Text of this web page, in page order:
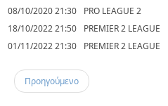
08/10/2020 21:30
PRO LEAGUE 2
18/10/2022 21:50
PREMIER 2 LEAGUE
01/11/2022 21:30
PREMIER 2 LEAGUE
Προηγούμενο